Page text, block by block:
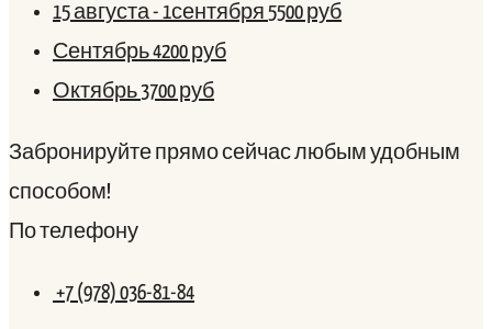
15 августа - 1сентября 5500 руб
Сентябрь4200 руб
Октябрь3700 руб
Забронируйте прямо сейчас любым удобным
способом!
По телефону
+7 (978) 036-81-84